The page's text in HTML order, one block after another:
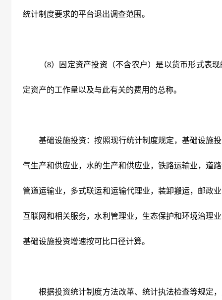
统计制度要求的平台退出调查范围。
（8）固定资产投资（不含农户）是以货币形式表现
定资产的工作量以及与此有关的费用的总称。
基础设施投资：按照现行统计制度规定，基础设施投
气生产和供应业，水的生产和供应业，铁路运输业，道
管道运输业，多式联运和运输代理业，装卸搬运，邮政
互联网和相关服务，水利管理业，生态保护和环境治理
基础设施投资增速按可比口径计算。
根据投资统计制度方法改革、统计执法检查等规定，